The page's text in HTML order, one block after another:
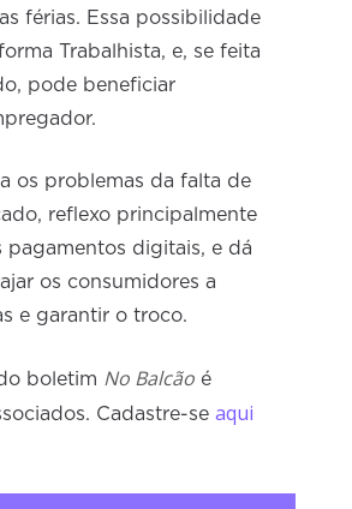
férias. Essa possibilidade
Trabalhista, e, se feita
pode beneficiar
os problemas da falta de
reflexo principalmente
pagamentos digitais, e dá
os consumidores a
e garantir o troco.
boletim No Balcão é
Cadastre-seaqui